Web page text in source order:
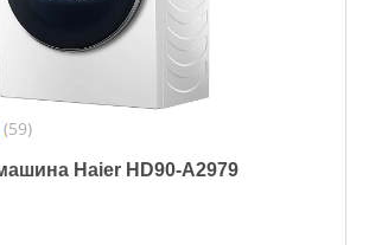
(59)
Haier HD90-A2979